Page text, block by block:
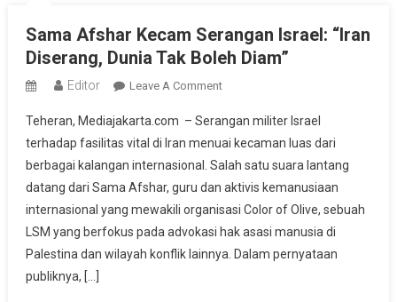
Sama Afshar Kecam Serangan Israel: “Iran
Diserang, Dunia Tak Boleh Diam”
Editor Leave A CommentOn
Afshar
Kecam
Serangan
Israel:
“Iran
Diserang,
Dunia
Teheran, Mediajakarta.com – Serangan militer Israel
terhadap fasilitas vital di Iran menuai kecaman luas dari
berbagai kalangan internasional. Salah satu suara lantang
datang dari Sama Afshar, guru dan aktivis kemanusiaan
internasional yang mewakili organisasi Color of Olive, sebuah
LSM yang berfokus pada advokasi hak asasi manusia di
Palestina dan wilayah konflik lainnya. Dalam pernyataan
publiknya, […]